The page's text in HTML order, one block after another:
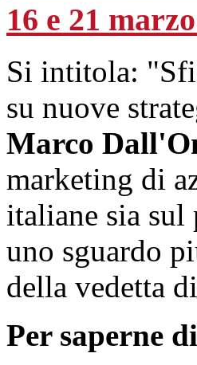
16 e 21
Si intitola:
su nuove
Marco
marketing di
italiane sia sul
uno sguardo
della vedetta
Per saperne